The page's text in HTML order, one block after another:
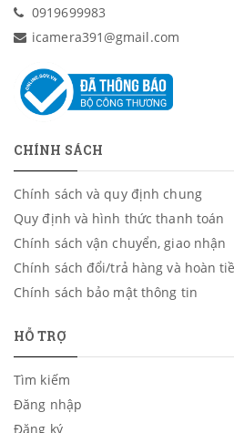
0919699983
icamera391@gmail.com
CHÍNH SÁCH
Chính sách và quy định chung
Quy định và hình thức thanh toán
Chính sách vận chuyển, giao nhận
Chính sách đổi/trả hàng và hoàn
Chính sách bảo mật thông tin
HỖ TRỢ
Tìm kiếm
Đăng nhập
Đăng ký